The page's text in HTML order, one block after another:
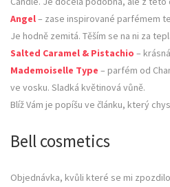
Angel– zase inspirované parfémem
Je hodně zemitá. Těším se na ni za
Salted Caramel & Pistachio –
Mademoiselle Type – parfém od
ve vosku. Sladká květinová vůně.
Blíž Vám je popíšu ve článku, který
Bell cosmetics
Objednávka, kvůli které se mi